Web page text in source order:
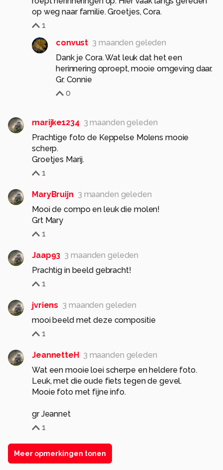
op weg naar familie. Groetjes, Cora.
1
convust 3 maanden geleden
Dank je Cora. Wat leuk dat het een
herinnering oproept, mooie omgeving daar.
Gr. Connie
0
marijke1234 3 maanden geleden
Prachtige foto de Keppelse Molens mooie
scherp.
1
MaryBruijn 3 maanden geleden
Mooi de compo en leuk die molen!
Grt Mary
1
Jaap93 3 maanden geleden
Prachtig in beeld gebracht!
1
jvriens 3 maanden geleden
mooi beeld met deze compositie
1
JeannetteH
3 maanden geleden
Wat een mooie loei scherpe en heldere foto.
Leuk, met die oude fiets tegen de gevel.
Mooie foto met fijne info.
gr Jeannet
1
Meer opmerkingen tonen